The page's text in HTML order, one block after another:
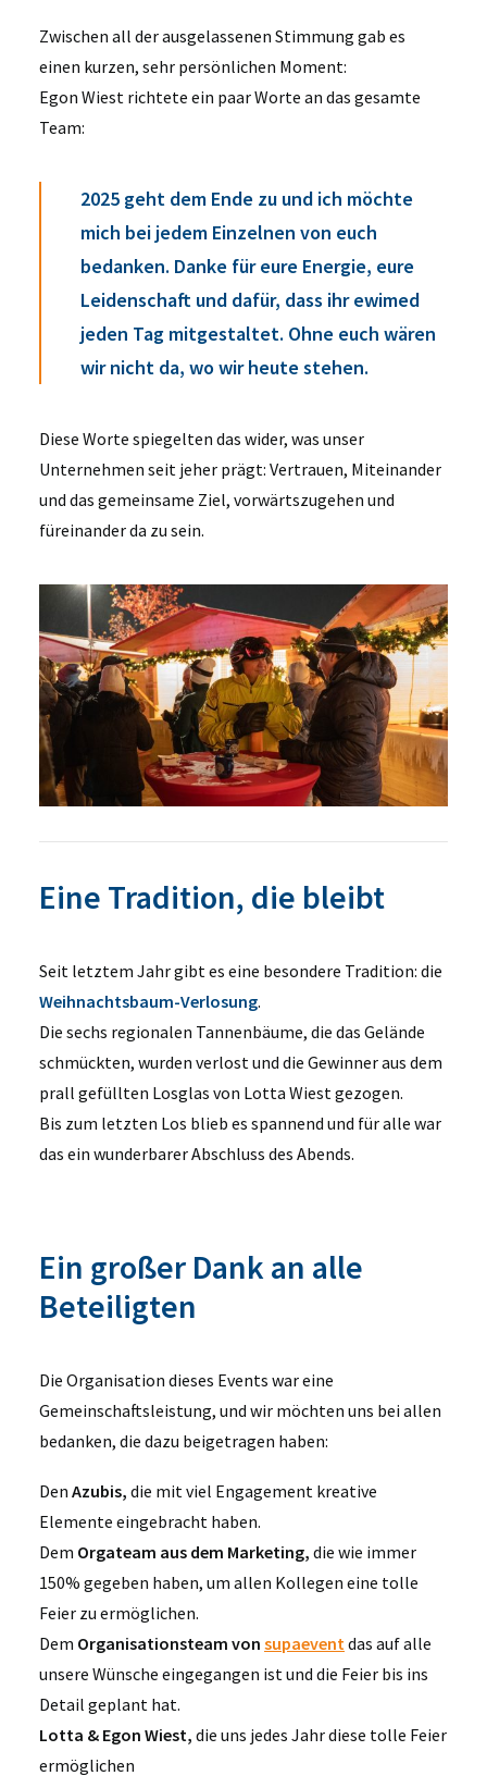
Zwischen all der ausgelassenen Stimmung gab es
einen kurzen, sehr persönlichen Moment:
Egon Wiest richtete ein paar Worte an das gesamte
Team:
2025 geht dem Ende zu und ich möchte
mich bei jedem Einzelnen von euch
bedanken. Danke für eure Energie, eure
Leidenschaft und dafür, dass ihr ewimed
jeden Tag mitgestaltet. Ohne euch wären
wir nicht da, wo wir heute stehen.
Diese Worte spiegelten das wider, was unser
Unternehmen seit jeher prägt: Vertrauen, Miteinander
und das gemeinsame Ziel, vorwärtszugehen und
füreinander da zu sein.
Eine Tradition, die bleibt
Seit letztem Jahr gibt es eine besondere Tradition: die
Weihnachtsbaum-Verlosung.
Die sechs regionalen Tannenbäume, die das Gelände
schmückten, wurden verlost und die Gewinner aus dem
prall gefüllten Losglas von Lotta Wiest gezogen.
Bis zum letzten Los blieb es spannend und für alle war
das ein wunderbarer Abschluss des Abends.
Ein großer Dank an alle
Beteiligten
Die Organisation dieses Events war eine
Gemeinschaftsleistung, und wir möchten uns bei allen
bedanken, die dazu beigetragen haben:
Den Azubis, die mit viel Engagement kreative
Elemente eingebracht haben.
Dem Orgateam aus dem Marketing, die wie immer
150% gegeben haben, um allen Kollegen eine tolle
Feier zu ermöglichen.
Dem Organisationsteam von supaeventdas auf alle
unsere Wünsche eingegangen ist und die Feier bis ins
Detail geplant hat.
Lotta & Egon Wiest, die uns jedes Jahr diese tolle Feier
ermöglichen